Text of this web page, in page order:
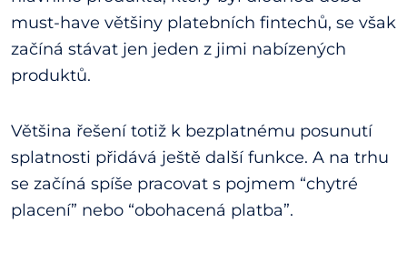
must-have většiny platebních fintechů, se však
začíná stávat jen jeden z jimi nabízených
produktů.
Většina řešení totiž k bezplatnému posunutí
splatnosti přidává ještě další funkce. A na trhu
se začíná spíše pracovat s pojmem “chytré
placení” nebo “obohacená platba”.